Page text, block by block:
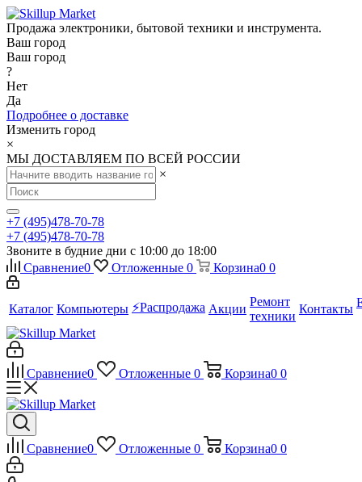
Продажа электроники, бытовой техники и инструмента.
Ваш город
Ваш город
?
Нет
Да
Подробнее о доставке
Изменить город
×
МЫ ДОСТАВЛЯЕМ ПО ВСЕЙ РОССИИ
×
+7 (495)478-70-78
+7 (495)478-70-78
Звоните в будние дни с 10:00 до 18:00
Сравнение0 Отложенные 0 Корзина0 0
Каталог Компьютеры ⚡️Распродажа Акции
Ремонт
техники
Контакты
Сравнение0 Отложенные 0 Корзина0 0
Сравнение0 Отложенные 0 Корзина0 0